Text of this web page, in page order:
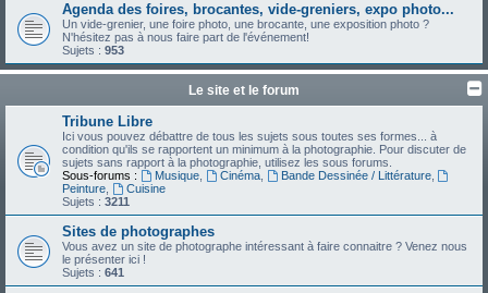
Agenda des foires, brocantes, vide-greniers, expo photo...
Un vide-grenier, une foire photo, une brocante, une exposition photo ?
N'hésitez pas à nous faire part de l'événement!
Sujets : 953
Le site et le forum
Tribune Libre
Ici vous pouvez débattre de tous les sujets sous toutes ses formes... à
condition qu'ils se rapportent un minimum à la photographie. Pour discuter de
sujets sans rapport à la photographie, utilisez les sous forums.
Sous-forums :
Musique, Cinéma, Bande Dessinée / Littérature,
Peinture
Cuisine
Sujets : 3211
Sites de photographes
Vous avez un site de photographe intéressant à faire connaitre ? Venez nous
le présenter ici !
Sujets : 641